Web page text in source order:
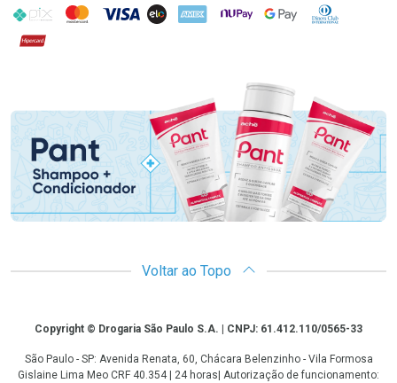
PIX MasterCard
VISA ELO AMEX NuPay Google PayDiners Club
Hipercard
Promoção em Destaque
Voltar ao Topo
CopyrightCopyright © Drogaria São Paulo S.A. | CNPJ: 61.412.110/0565-33
São Paulo - SP: Avenida Renata, 60, Chácara Belenzinho - Vila Formosa
Gislaine Lima Meo CRF 40.354 | 24 horas| Autorização de funcionamento: